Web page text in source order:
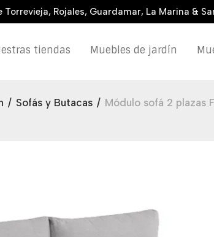
Rojales, Guardamar, La Marina &
tiendas Muebles de jardín
/ Sofás y Butacas / Módulo sofá 2 plazas